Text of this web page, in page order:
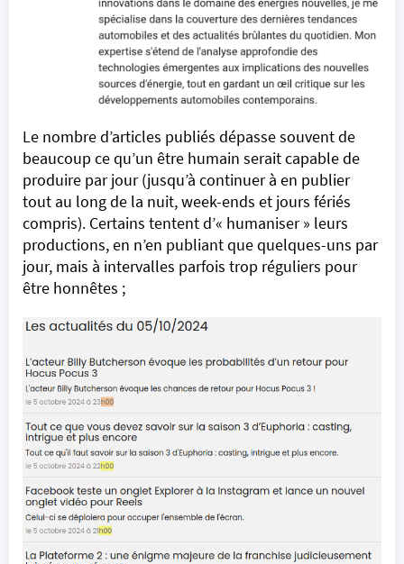
Le nombre d’articles publiés dépasse souvent de
beaucoup ce qu’un être humain serait capable de
produire par jour (jusqu’à continuer à en publier
tout au long de la nuit, week-ends et jours fériés
compris). Certains tentent d’« humaniser » leurs
productions, en n’en publiant que quelques-uns par
jour, mais à intervalles parfois trop réguliers pour
être honnêtes ;